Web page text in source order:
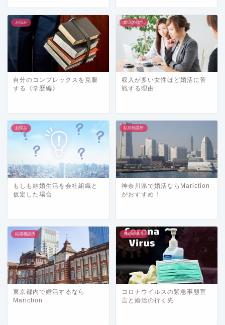
お悩み
自分のコンプレックスを克服
する《学歴編》
婚活の傾向
収入が多い女性ほど婚活に苦
戦する理由
お悩み
もしも結婚生活を会社組織と
仮定した場合
結婚相談所
神奈川県で婚活ならMariction
がおすすめ！
結婚相談所
東京都内で婚活するなら
Mariction
婚活の傾向
コロナウイルスの緊急事態宣
言と婚活の行く先